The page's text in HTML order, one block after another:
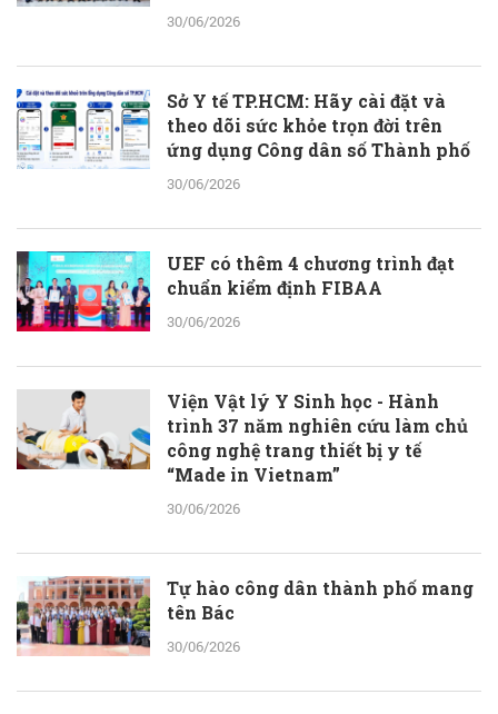
30/06/2026
Sở Y tế TP.HCM: Hãy cài đặt và
theo dõi sức khỏe trọn đời trên
ứng dụng Công dân số Thành phố
30/06/2026
UEF có thêm 4 chương trình đạt
chuẩn kiểm định FIBAA
30/06/2026
Viện Vật lý Y Sinh học - Hành
trình 37 năm nghiên cứu làm chủ
công nghệ trang thiết bị y tế
“Made in Vietnam”
30/06/2026
Tự hào công dân thành phố mang
tên Bác
30/06/2026